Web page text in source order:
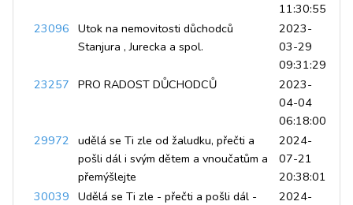
11:30:55
23096 Utok na nemovitosti důchodců
Stanjura , Jurecka a spol.
2023-
03-29
09:31:29
23257 PRO RADOST DŮCHODCŮ
2023-
04-04
06:18:00
29972 udělá se Ti zle od žaludku, přečti a
pošli dál i svým dětem a vnoučatům a
přemýšlejte
2024-
07-21
20:38:01
30039 Udělá se Ti zle - přečti a pošli dál -
2024-